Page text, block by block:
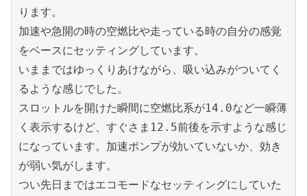
ります。
加速や急開の時の空燃比や走っている時の自分の感覚
をベースにセッティングしています。
いままではゆっくりあけながら、吸い込みがついてく
るような感じでした。
スロットルを開けた瞬間に空燃比系が14.0など一瞬薄
く表示するけど、すぐさま12.5前後を示すような感じ
になっています。加速ポンプが効いていないか、効き
が弱い気がします。
つい先日まではエコモードなセッティングにしていた